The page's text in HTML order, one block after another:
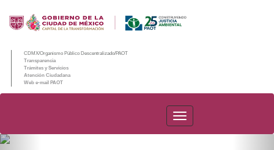
CDMX/Organismo Público Descentralizado/PAOT
Transparencia
Trámites y Servicios
Atención Ciudadana
Web e-mail PAOT
PAOT